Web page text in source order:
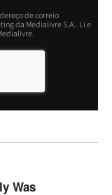
de correio
da Medialivre S.A.. Li e